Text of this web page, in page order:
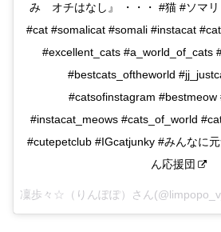
み オチはなし』 ・・・ #猫 #ソマ
#cat #somalicat #somali #instacat
#excellent_cats #a_world_of_cats
#bestcats_oftheworld
#catsofinstagram #bestmeow
#instacat_meows #cats_of_world
#cutepetclub #IGcatjunky #みんなに
ん応援団